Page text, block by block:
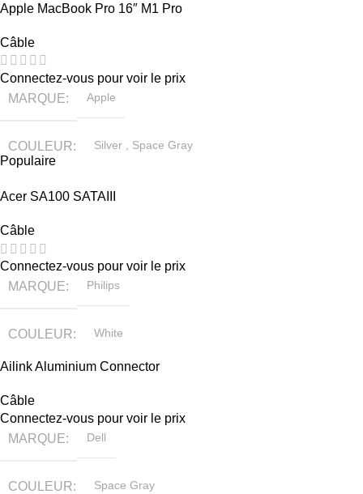
Apple MacBook Pro 16″ M1 Pro
Câble
Connectez-vous pour voir le prix
MARQUE
Apple
COULEUR Silver Space Gray
TAILLE 155×312.6x221x2 mm
Populaire
Acer SA100 SATAIII
Câble
Connectez-vous pour voir le prix
MARQUE
Philips
COULEUR White
Ailink Aluminium Connector
Câble
Connectez-vous pour voir le prix
MARQUE
Dell
COULEUR Space Gray